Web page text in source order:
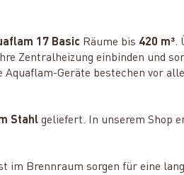
17 Basic Räume bis 420 m³.
Zentralheizung einbinden und
Geräte bestechen vor
Stahl geliefert. In unserem Shop
im Brennraum sorgen für eine